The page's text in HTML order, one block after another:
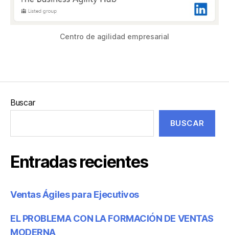
Centro de agilidad empresarial
Buscar
BUSCAR
Entradas recientes
Ventas Ágiles para Ejecutivos
EL PROBLEMA CON LA FORMACIÓN DE VENTAS
MODERNA